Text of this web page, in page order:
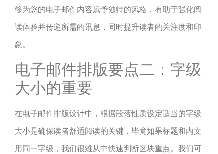
够为您的电子邮件内容赋予独特的风格，有助于强化阅
读体验并传递所需的讯息，同时提升读者的关注度和印
象。
电子邮件排版要点二：字级
大小的重要
在电子邮件排版设计中，根据段落性质设定适当的字级
大小是确保读者舒适阅读的关键，毕竟如果标题和内文
用同一字级，我们很难从中快速判断区块重点。我们可